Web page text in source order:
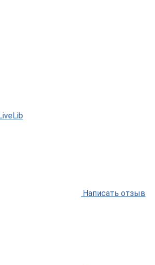
Написать отзыв